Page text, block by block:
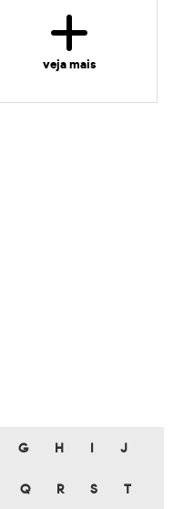
veja mais
G H J
Q R S T